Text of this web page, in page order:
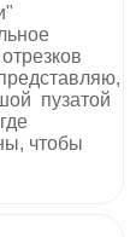
пузатой
чтобы